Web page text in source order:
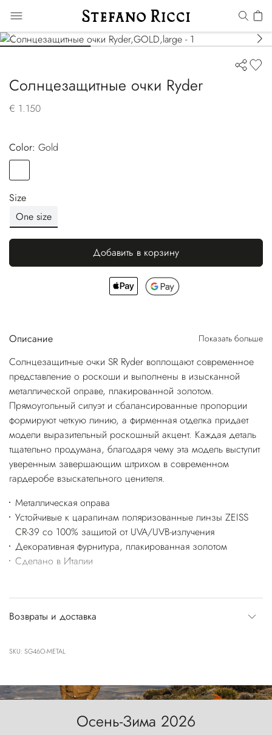
Солнцезащитные очки Ryder
€ 1.150
Color:
gold
Size
One size
Добавить в корзину
Описание Показать больше
Солнцезащитные очки SR Ryder воплощают современное
представление о роскоши и выполнены в изысканной
металлической оправе, плакированной золотом.
Прямоугольный силуэт и сбалансированные пропорции
формируют четкую линию, а фирменная отделка придает
модели выразительный роскошный акцент. Каждая деталь
тщательно продумана, благодаря чему эта модель выступит
уверенным завершающим штрихом в современном
гардеробе взыскательного ценителя.
Металлическая оправа
Устойчивые к царапинам поляризованные линзы ZEISS
CR-39 со 100% защитой от UVA/UVB-излучения
Декоративная фурнитура, плакированная золотом
Сделано в Италии
Возвраты и доставка
SKU: SG46O-METAL
Осень-Зима 2026